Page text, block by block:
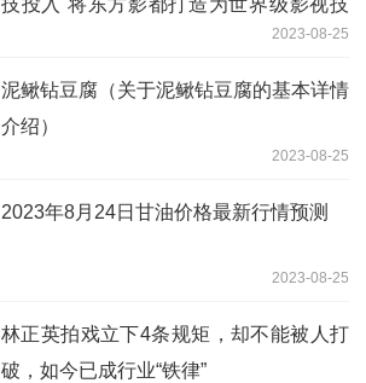
技投入 将东方影都打造为世界级影视技
2023-08-25
泥鳅钻豆腐（关于泥鳅钻豆腐的基本详情
介绍）
2023-08-25
2023年8月24日甘油价格最新行情预测
2023-08-25
林正英拍戏立下4条规矩，却不能被人打
破，如今已成行业“铁律”